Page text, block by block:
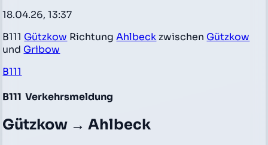
18.04.26, 13:37
B111 Gützkow RichtungAhlbeck zwischen Gützkow
und Gribow
B111
B111 Verkehrsmeldung
Gützkow → Ahlbeck